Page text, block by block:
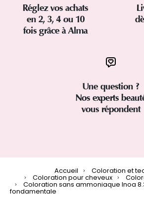
Réglez vos achats
en 2, 3, 4 ou 10
fois grâce à Alma
Une question ?
Nos experts
vous répondent
Accueil Coloration et
Coloration pour cheveux
Coloration sans ammoniaque Inoa
fondamentale